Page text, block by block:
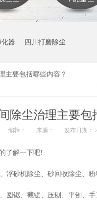
器 四川打磨除尘
主要包括哪些内容？
除尘治理主要包
编辑： 来源： 发布日期：
了解一下吧!
浮砂机除尘、砂回收除尘、粉
圆锯、截锯、压刨、平刨、